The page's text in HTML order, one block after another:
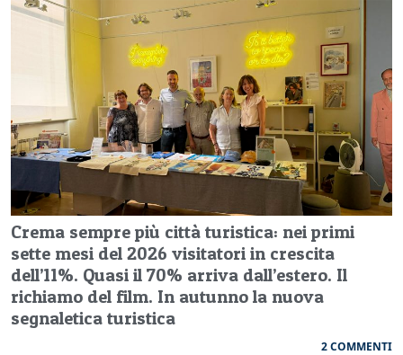
Crema sempre più città turistica: nei primi
sette mesi del 2026 visitatori in crescita
dell’11%. Quasi il 70% arriva dall’estero. Il
richiamo del film. In autunno la nuova
segnaletica turistica
2 COMMENTI